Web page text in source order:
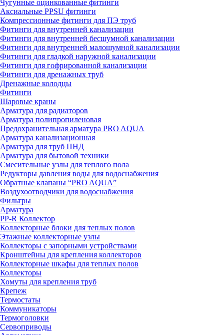
Чугунные оцинкованные фитинги
Аксиальные PPSU фитинги
Компрессионные фитинги для ПЭ труб
Фитинги для внутренней канализации
Фитинги для внутренней бесшумной канализации
Фитинги для внутренней малошумной канализации
Фитинги для гладкой наружной канализации
Фитинги для гофрированной канализации
Фитинги для дренажных труб
Дренажные колодцы
Фитинги
Шаровые краны
Арматура для радиаторов
Арматура полипропиленовая
Предохранительная арматура PRO AQUA
Арматура канализационная
Арматура для труб ПНД
Арматура для бытовой техники
Смесительные узлы для теплого пола
Редукторы давления воды для водоснабжения
Обратные клапаны “PRO AQUA”
Воздухоотводчики для водоснабжения
Фильтры
Арматура
PP-R Коллектор
Коллекторные блоки для теплых полов
Этажные коллекторные узлы
Коллекторы с запорными устройствами
Кронштейны для крепления коллекторов
Коллекторные шкафы для теплых полов
Коллекторы
Хомуты для крепления труб
Крепеж
Термостаты
Коммуникаторы
Термоголовки
Сервоприводы